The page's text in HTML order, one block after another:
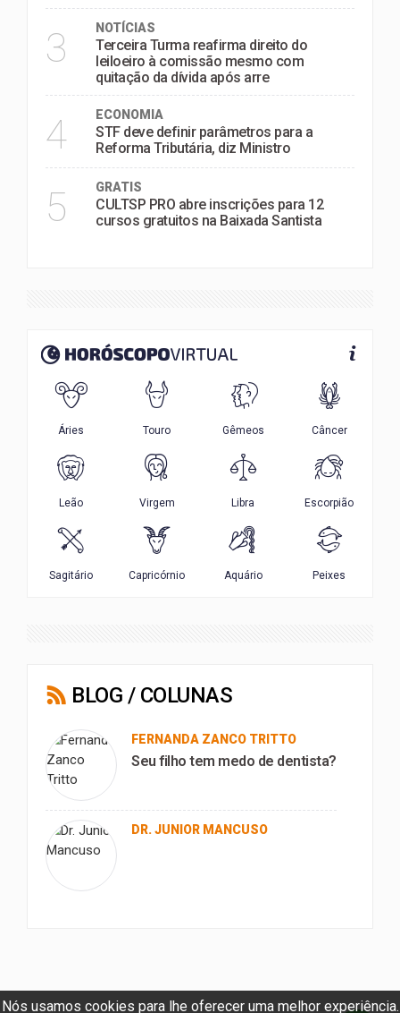
Nós usamos cookies para lhe oferecer uma melhor experiência.
3 NOTÍCIAS
Terceira Turma reafirma direito do
leiloeiro à comissão mesmo com
quitação da dívida após arre
4 ECONOMIA
STF deve definir parâmetros para a
Reforma Tributária, diz Ministro
5 GRATIS
CULTSP PRO abre inscrições para 12
cursos gratuitos na Baixada Santista
BLOG / COLUNAS
FERNANDA ZANCO TRITTO
Seu filho tem medo de dentista?
DR. JUNIOR MANCUSO